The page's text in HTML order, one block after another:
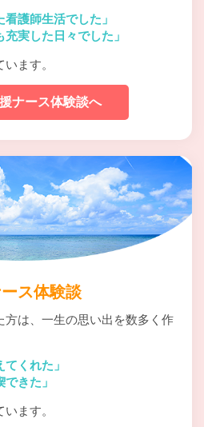
看護師生活でした」
充実した日々でした」
ます。
ナース体験談へ
ス体験談
は、一生の思い出を数多く 作
てくれた」
きた」
ます。